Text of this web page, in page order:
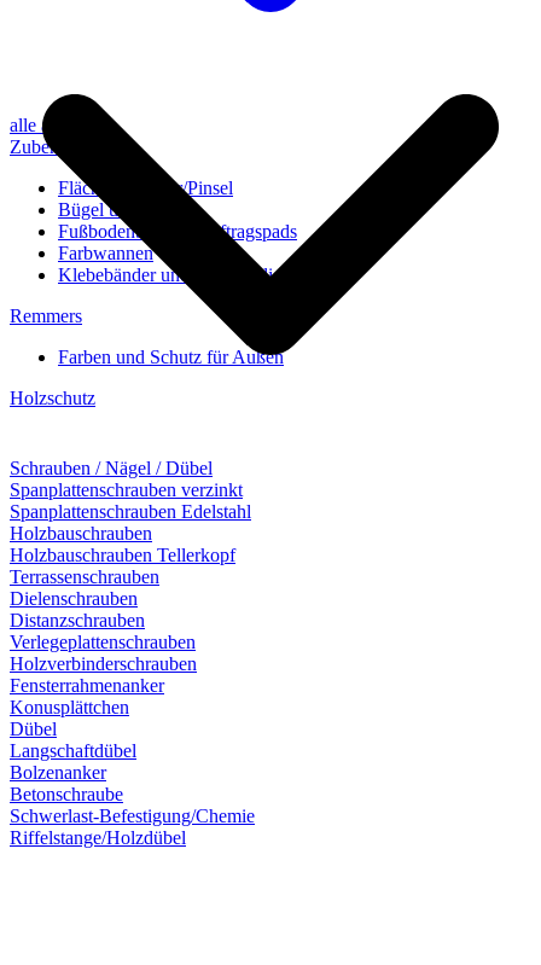
alle anzeigen
Zubehör
Flächenstreicher/Pinsel
Bügel und Rollen
Fußbodenbürsten/Auftragspads
Farbwannen
Klebebänder und Abdeckvlies
Remmers
Farben und Schutz für Außen
Holzschutz
Schrauben / Nägel / Dübel
Spanplattenschrauben verzinkt
Spanplattenschrauben Edelstahl
Holzbauschrauben
Holzbauschrauben Tellerkopf
Terrassenschrauben
Dielenschrauben
Distanzschrauben
Verlegeplattenschrauben
Holzverbinderschrauben
Fensterrahmenanker
Konusplättchen
Dübel
Langschaftdübel
Bolzenanker
Betonschraube
Schwerlast-Befestigung/Chemie
Riffelstange/Holzdübel